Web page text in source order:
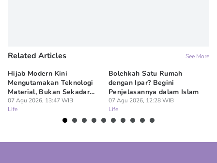
Related Articles See More
Hijab Modern Kini
Mengutamakan Teknologi
Material, Bukan Sekadar
Model
07 Agu 2026, 13:47 WIB
Life
Bolehkah Satu Rumah
dengan Ipar? Begini
Penjelasannya dalam Islam
07 Agu 2026, 12:28 WIB
Life